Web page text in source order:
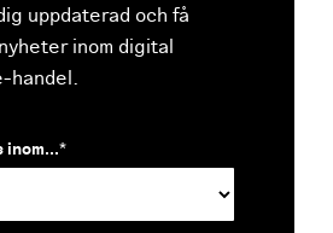
uppdaterad och få
inom digital
handel.
inom...*